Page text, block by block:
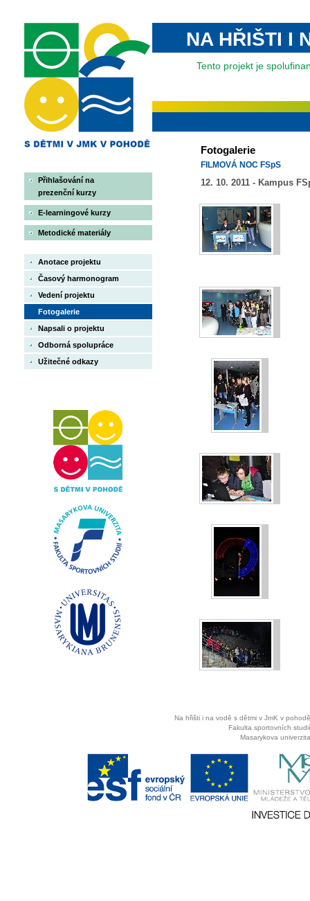
Přihlašování na
prezenční kurzy
E-learningové kurzy
Metodické materiály
Anotace projektu
Časový harmonogram
Vedení projektu
Fotogalerie
Napsali o projektu
Odborná spolupráce
Užitečné odkazy
NA HŘIŠTI I
Tento projekt je
Fotogalerie
FILMOVÁ NOC FSpS
12. 10. 2011 - Kampus
Na hřišti i na vodě s dětmi v JmK v
Fakulta sportovních
Masarykova